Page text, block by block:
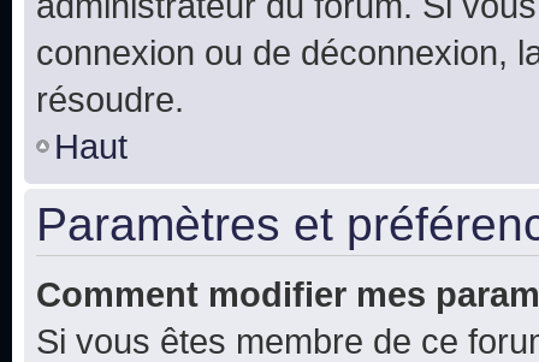
connexion ou de déconnexion,
résoudre.
Haut
Paramètres et
Comment modifier mes
Si vous êtes membre de ce